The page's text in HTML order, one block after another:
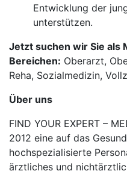
Entwicklung der
unterstützen.
Jetzt suchen wir Sie als
Bereichen: Oberarzt,
Reha, Sozialmedizin,
Über uns
FIND YOUR EXPERT –
2012 eine auf das
hochspezialisierte
ärztliches und